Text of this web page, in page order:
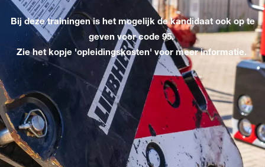
Bij deze trainingen is het mogelijk de kandidaat ook op te
geven voor code 95.
Zie het kopje 'opleidingskosten' voor meer informatie.